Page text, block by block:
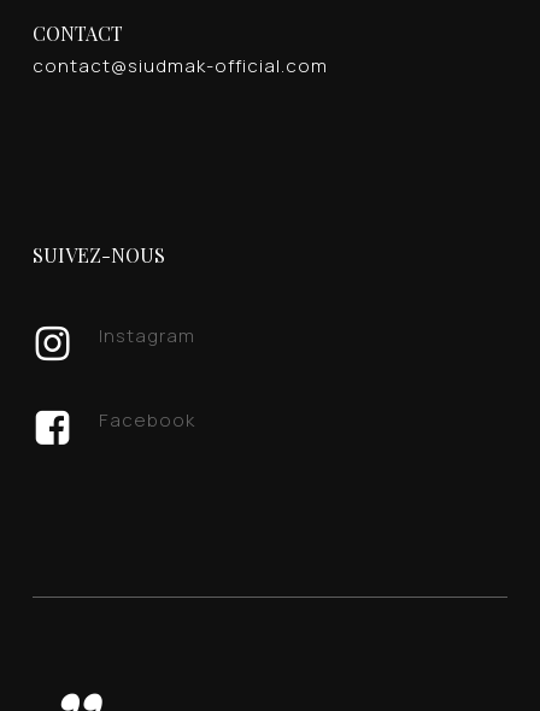
CONTACT
contact@siudmak-official.com
SUIVEZ-NOUS
Instagram
Facebook